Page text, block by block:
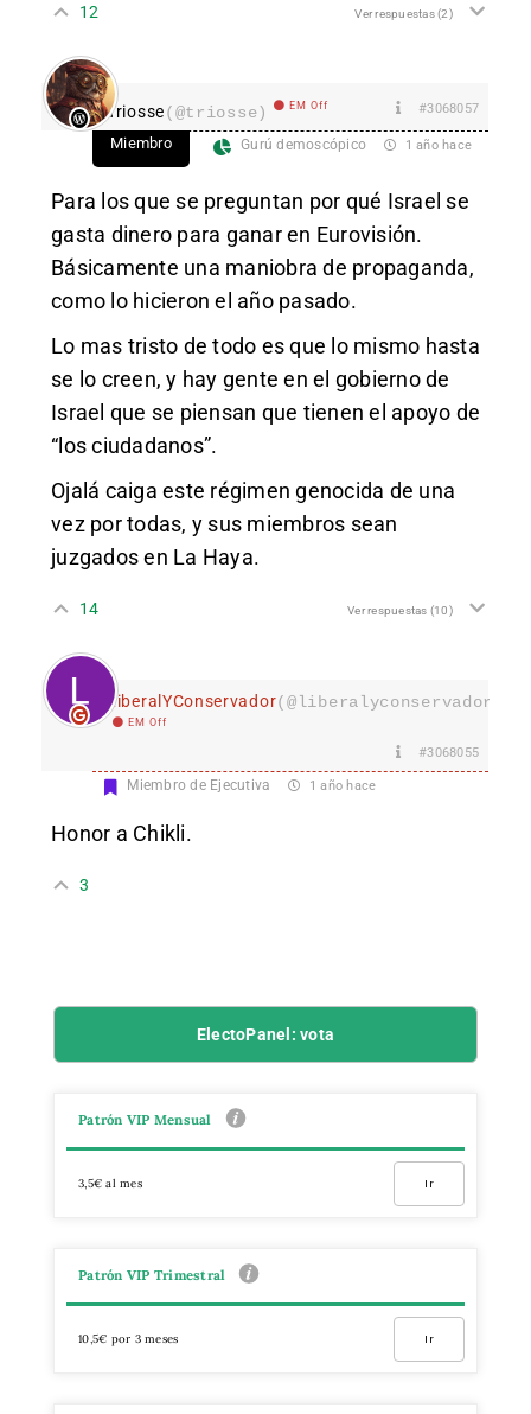
12 Ver respuestas(2)
Triosse(@triosse) EM Off #3068057
Miembro Gurú demoscópico 1 año hace
Para los que se preguntan por qué Israel se
gasta dinero para ganar en Eurovisión.
Básicamente una maniobra de propaganda,
como lo hicieron el año pasado.
Lo mas tristo de todo es que lo mismo hasta
se lo creen, y hay gente en el gobierno de
Israel que se piensan que tienen el apoyo de
“los ciudadanos”.
Ojalá caiga este régimen genocida de una
vez por todas, y sus miembros sean
juzgados en La Haya.
14 Ver respuestas (10)
LiberalYConservador
EM Off
#3068055
Miembro de Ejecutiva 1 año hace
Honor a Chikli.
3
ElectoPanel: vota
Patrón VIP Mensual
3,5€ al mes Ir
Patrón VIP Trimestral
10,5€ por 3 meses Ir